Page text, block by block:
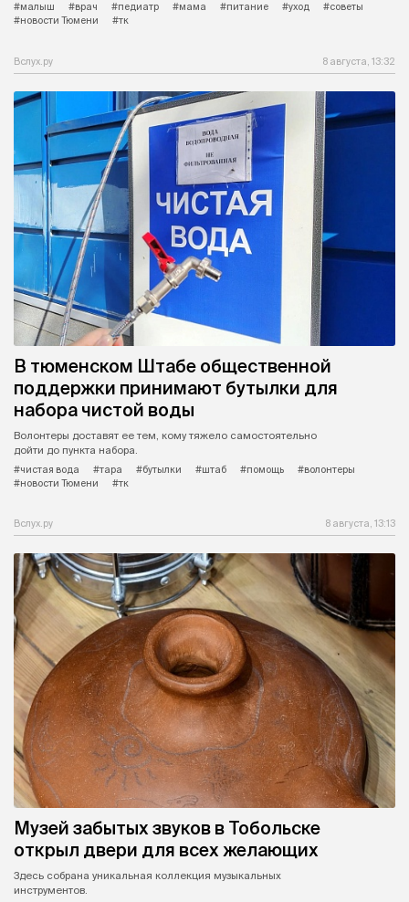
#малыш #врач #педиатр #мама #питание #уход
#советы
#новости Тюмени
#тк
Вслух.ру 8 августа, 13:32
В тюменском Штабе общественной
поддержки принимают бутылки для
набора чистой воды
Волонтеры доставят ее тем, кому тяжело самостоятельно
дойти до пункта набора.
#чистая вода
#тара #бутылки #штаб #помощь
#волонтеры
#новости Тюмени
#тк
Вслух.ру 8 августа, 13:13
Музей забытых звуков в Тобольске
открыл двери для всех желающих
Здесь собрана уникальная коллекция музыкальных
инструментов.